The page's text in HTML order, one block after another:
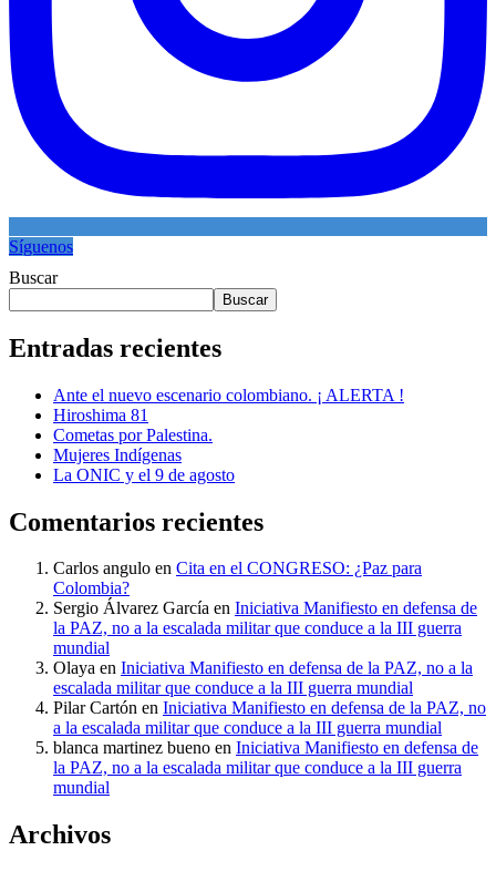
Síguenos
Buscar
Buscar
Entradas recientes
Ante el nuevo escenario colombiano. ¡ ALERTA !
Hiroshima 81
Cometas por Palestina.
Mujeres Indígenas
La ONIC y el 9 de agosto
Comentarios recientes
Carlos angulo en Cita en el CONGRESO: ¿Paz para
Colombia?
Sergio Álvarez García en Iniciativa Manifiesto en defensa de
la PAZ, no a la escalada militar que conduce a la III guerra
mundial
Olaya en Iniciativa Manifiesto en defensa de la PAZ, no a la
escalada militar que conduce a la III guerra mundial
Pilar Cartón en Iniciativa Manifiesto en defensa de la PAZ, no
a la escalada militar que conduce a la III guerra mundial
blanca martinez bueno en Iniciativa Manifiesto en defensa de
la PAZ, no a la escalada militar que conduce a la III guerra
mundial
Archivos